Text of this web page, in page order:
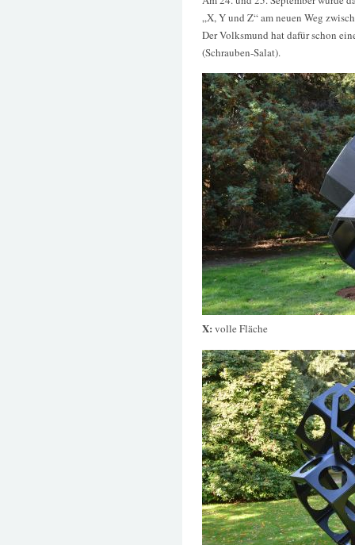
„X, Y und Z“ am neuen Weg
Der Volksmund hat dafür schon
(Schrauben-Salat).
X: volle Fläche